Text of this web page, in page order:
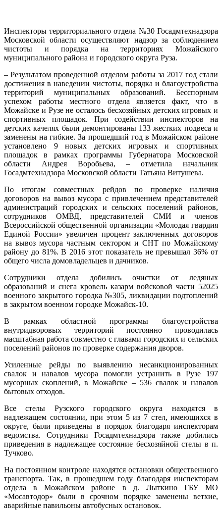
Инспекторы территориального отдела №30 Госадмтехнадзора
Московской области осуществляют надзор за соблюдением
чистоты и порядка на территориях Можайского
муниципального района и городского округа Руза.
– Результатом проведенной отделом работы за 2017 год стали
достижения в наведении чистоты, порядка и благоустройства
территорий муниципальных образований. Бесспорным
успехом работы местного отдела является факт, что в
Можайске и Рузе не осталось бесхозяйных детских игровых и
спортивных площадок. При содействии инспекторов на
детских качелях были демонтированы 133 жестких подвеса и
заменены на гибкие. За прошедший год в Можайском районе
установлено 9 новых детских игровых и спортивных
площадок в рамках программы Губернатора Московской
области Андрея Воробьева, – отметила начальник
Госадмтехнадзора Московской области Татьяна Витушева.
По итогам совместных рейдов по проверке наличия
договоров на вывоз мусора с привлечением представителей
администраций городских и сельских поселений районов,
сотрудников ОМВД, представителей СМИ и членов
Всероссийской общественной организации «Молодая гвардия
Единой России» увеличен процент заключенных договоров
на вывоз мусора частным сектором и СНТ по Можайскому
району до 81%. В 2016 этот показатель не превышал 36% от
общего числа домовладельцев и дачников.
Сотрудники отдела добились очистки от ледяных
образований и снега кровель казарм войсковой части 52025
военного закрытого городка №305, ликвидации подтоплений
в закрытом военном городке Можайск-10.
В рамках областной программы благоустройства
внутридворовых территорий постоянно проводилась
масштабная работа совместно с главами городских и сельских
поселений районов по проверке содержания дворов.
Усиленные рейды по выявлению несанкционированных
свалок и навалов мусора помогли устранить в Рузе 197
мусорных скоплений, в Можайске – 536 свалок и навалов
бытовых отходов.
Все стелы Рузского городского округа находятся в
надлежащем состоянии, при этом 5 из 7 стел, имеющихся в
округе, были приведены в порядок благодаря инспекторам
ведомства. Сотрудники Госадмтехнадзора также добились
приведения в надлежащее состояние бесхозяйной стелы в п.
Тучково.
На постоянном контроле находятся остановки общественного
транспорта. Так, в прошедшем году благодаря инспекторам
отдела в Можайском районе в д. Лыткино ГБУ МО
«Мосавтодор» были в срочном порядке заменены ветхие,
аварийные павильоны автобусных остановок.